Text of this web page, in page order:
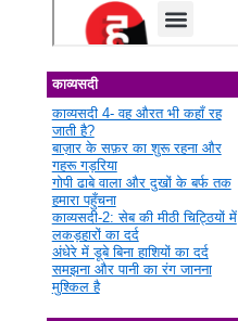
काव्यसदी
काव्यसदी 4- वह औरत भी कहाँ रह
जाती है?
बाज़ार के सफ़र का शुरू रहना और
गहरू गड़रिया
गोपी ढाबे वाला और दुखों के बर्फ तक
हमारा पहुँचना
काव्यसदी-2: सेब की मीठी चिट्ठियों में
लकड़हारों का दर्द
अंधेरे में डूबे बिना हाशियों का दर्द
समझना और पानी का रंग जानना
मुश्किल है